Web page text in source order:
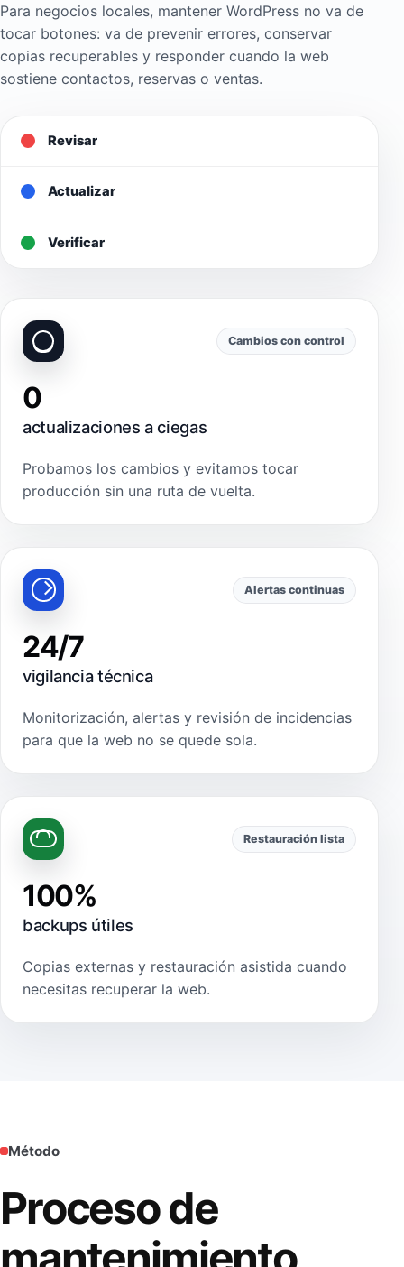
Para negocios locales, mantener WordPress no va de
tocar botones: va de prevenir errores, conservar
copias recuperables y responder cuando la web
sostiene contactos, reservas o ventas.
Revisar
Actualizar
Verificar
Cambios con control
0
actualizaciones a ciegas
Probamos los cambios y evitamos tocar
producción sin una ruta de vuelta.
Alertas continuas
24/7
vigilancia técnica
Monitorización, alertas y revisión de incidencias
para que la web no se quede sola.
Restauración lista
100%
backups útiles
Copias externas y restauración asistida cuando
necesitas recuperar la web.
Método
Proceso de